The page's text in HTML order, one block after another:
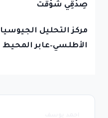
صِدْقِي شُوْقَت
مركز التحليل
الأطلسي–عابر المحيط